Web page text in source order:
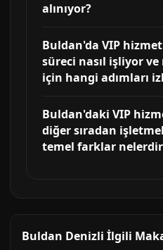
alınıyor?
Buldan'da VIP
süreci nasıl işliyor ve
için hangi adımları
Buldan'daki VIP
diğer sıradan
temel farklar
Buldan Denizli İlgili